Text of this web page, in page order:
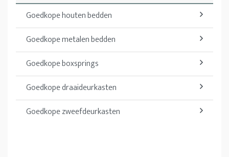
Goedkope houten bedden
Goedkope metalen bedden
Goedkope boxsprings
Goedkope draaideurkasten
Goedkope zweefdeurkasten